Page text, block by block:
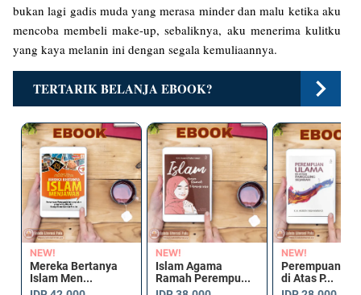
bukan lagi gadis muda yang merasa minder dan malu ketika aku
mencoba membeli make-up, sebaliknya, aku menerima kulitku
yang kaya melanin ini dengan segala kemuliaannya.
TERTARIK BELANJA EBOOK?